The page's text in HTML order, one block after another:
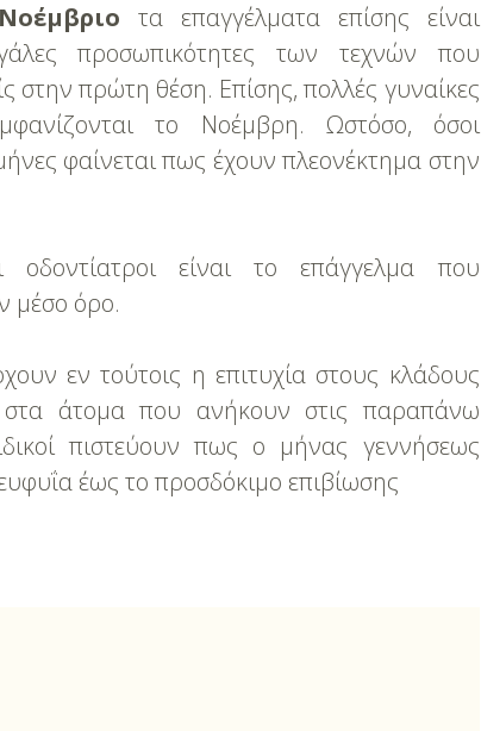
τα επαγγέλματα επίσης είναι
προσωπικότητες των τεχνών που
στην πρώτη θέση. Επίσης, πολλές γυναίκες
το Νοέμβρη. Ωστόσο, όσοι
φαίνεται πως έχουν πλεονέκτημα στην
οδοντίατροι είναι το επάγγελμα που
μέσο όρο.
εν τούτοις η επιτυχία στους κλάδους
στα άτομα που ανήκουν στις παραπάνω
πιστεύουν πως ο μήνας γεννήσεως
έως το προσδόκιμο επιβίωσης